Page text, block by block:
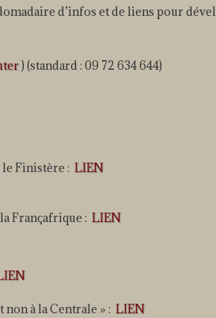
d’infos et de liens pour
) (standard : 09 72 634 644)
Finistère : LIEN
Françafrique : LIEN
à la Centrale » : LIEN